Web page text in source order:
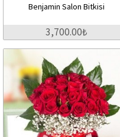
Benjamin Salon Bitkisi
3,700.00₺